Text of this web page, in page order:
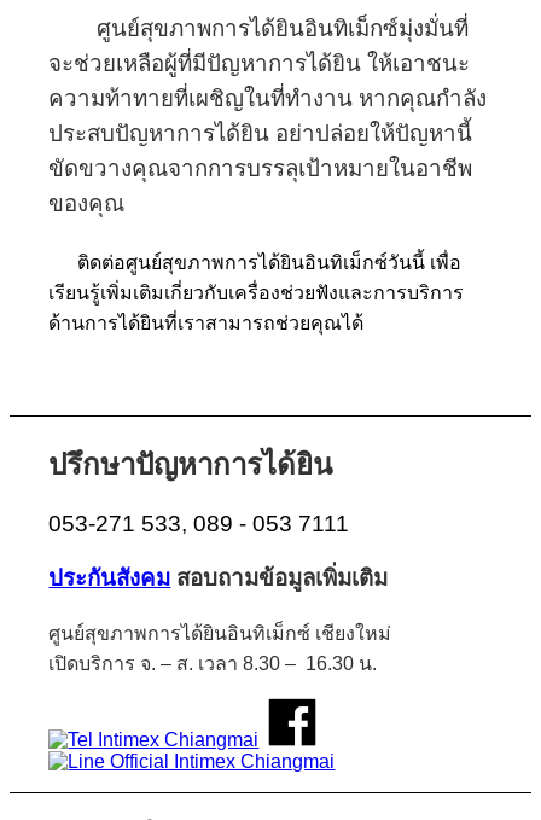
ศูนย์สุขภาพการได้ยินอินทิเม็กซ์มุ่งมั่นที่
จะช่วยเหลือผู้ที่มีปัญหาการได้ยิน ให้เอาชนะ
ความท้าทายที่เผชิญในที่ทำงาน หากคุณกำลัง
ประสบปัญหาการได้ยิน อย่าปล่อยให้ปัญหานี้
ขัดขวางคุณจากการบรรลุเป้าหมายในอาชีพ
ของคุณ
ติดต่อศูนย์สุขภาพการได้ยินอินทิเม็กซ์วันนี้ เพื่อ
เรียนรู้เพิ่มเติมเกี่ยวกับเครื่องช่วยฟังและการบริการ
ด้านการได้ยินที่เราสามารถช่วยคุณได้
ปรึกษาปัญหาการได้ยิน
053-271 533, 089 - 053 7111
ประกันสังคม สอบถามข้อมูลเพิ่มเติม
ศูนย์สุขภาพการได้ยินอินทิเม็กซ์ เชียงใหม่
เปิดบริการ จ. – ส. เวลา 8.30 – 16.30 น.